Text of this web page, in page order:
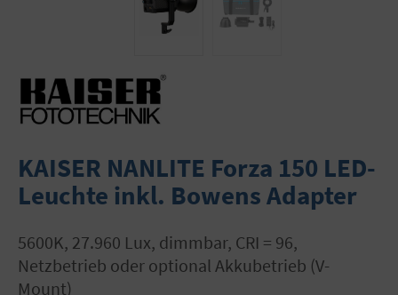
KAISER NANLITE Forza 150 LED-
Leuchte inkl. Bowens Adapter
5600K, 27.960 Lux, dimmbar, CRI = 96,
Netzbetrieb oder optional Akkubetrieb (V-
Mount)